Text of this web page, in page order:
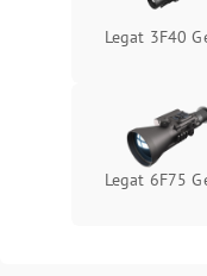
Legat 3F40
Legat 6F75